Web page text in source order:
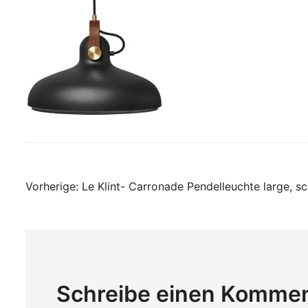
Vorherige: Le Klint- Carronade Pendelleuchte large,
Schreibe einen